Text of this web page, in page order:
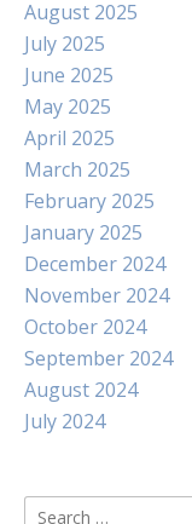
August 2025
July 2025
June 2025
May 2025
April 2025
March 2025
February 2025
January 2025
December 2024
November 2024
October 2024
September 2024
August 2024
July 2024
Search